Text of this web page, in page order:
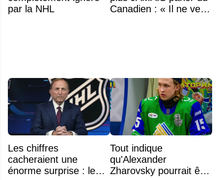
par la NHL
Canadien : « Il ne veut
Les chiffres
cacheraient une
énorme surprise : le
Tout indique
qu'Alexander
Zharovsky pourrait être